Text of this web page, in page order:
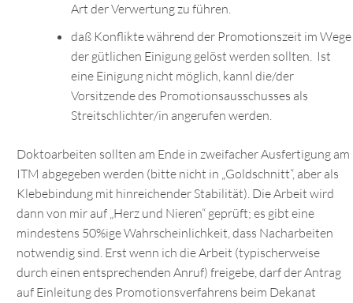
Art der Verwertung zu führen.
daß Konflikte während der Promotionszeit im Wege
der gütlichen Einigung gelöst werden sollten. Ist
eine Einigung nicht möglich, kannl die/der
Vorsitzende des Promotionsausschusses als
Streitschlichter/in angerufen werden.
Doktoarbeiten sollten am Ende in zweifacher Ausfertigung am
ITM abgegeben werden (bitte nicht in „Goldschnitt“, aber als
Klebebindung mit hinreichender Stabilität). Die Arbeit wird
dann von mir auf „Herz und Nieren“ geprüft; es gibt eine
mindestens 50%ige Wahrscheinlichkeit, dass Nacharbeiten
notwendig sind. Erst wenn ich die Arbeit (typischerweise
durch einen entsprechenden Anruf) freigebe, darf der Antrag
auf Einleitung des Promotionsverfahrens beim Dekanat